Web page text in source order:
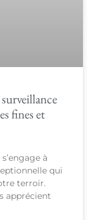
fines et
à
qui
terroir.
apprécient